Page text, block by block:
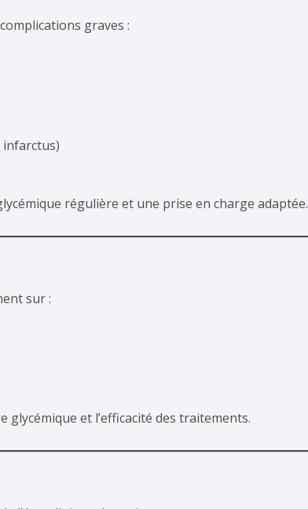
graves :
infarctus)
régulière et une prise en charge adaptée.
sur :
glycémique et l’efficacité des traitements.